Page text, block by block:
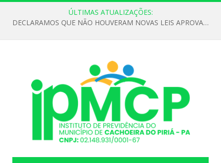
ÚLTIMAS ATUALIZAÇÕES:
DECLARAMOS QUE NÃO HOUVERAM NOVAS LEIS APROVADAS ATÉ O MOMENTO PARA O INSTITUTO DE PREVIDÊNCIA NO ANO DE 2026